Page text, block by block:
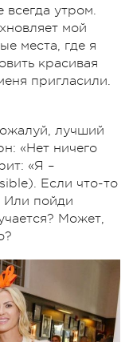
всегда утром.
мой
места, где я
красивая
пригласили.
лучший
«Нет ничего
«Я –
Если что-то
Или пойди
Может,